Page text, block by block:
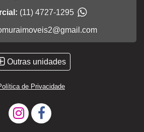
(11) 4727-1295
Outras unidades
de Privacidade